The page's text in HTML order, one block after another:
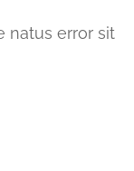
natus error sit